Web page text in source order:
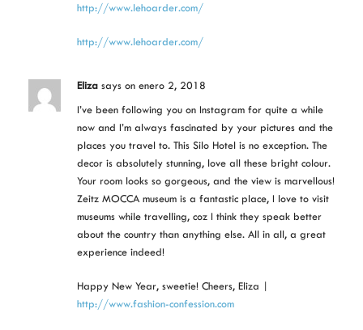
http://www.lehoarder.com/
http://www.lehoarder.com/
Eliza says on enero 2, 2018
I’ve been following you on Instagram for quite a while
now and I’m always fascinated by your pictures and the
places you travel to. This Silo Hotel is no exception. The
decor is absolutely stunning, love all these bright colour.
Your room looks so gorgeous, and the view is marvellous!
Zeitz MOCCA museum is a fantastic place, I love to visit
museums while travelling, coz I think they speak better
about the country than anything else. All in all, a great
experience indeed!
Happy New Year, sweetie! Cheers, Eliza |
http://www.fashion-confession.com